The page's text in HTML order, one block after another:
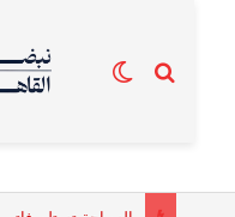
بحث عنالوضع المظلم